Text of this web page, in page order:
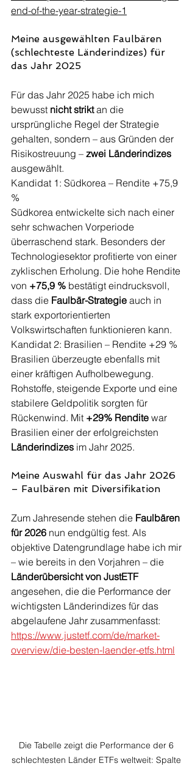
end-of-the-year-strategie-1
Meine ausgewählten Faulbären
(schlechteste Länderindizes) für
das Jahr 2025
Für das Jahr 2025 habe ich mich
bewusst nicht strikt an die
ursprüngliche Regel der Strategie
gehalten, sondern – aus Gründen der
Risikostreuung – zwei Länderindizes
ausgewählt.
Kandidat 1: Südkorea – Rendite +75,9
%
Südkorea entwickelte sich nach einer
sehr schwachen Vorperiode
überraschend stark. Besonders der
Technologiesektor profitierte von einer
zyklischen Erholung. Die hohe Rendite
von +75,9 % bestätigt eindrucksvoll,
dass die Faulbär-Strategie auch in
stark exportorientierten
Volkswirtschaften funktionieren kann.
Kandidat 2: Brasilien – Rendite +29 %
Brasilien überzeugte ebenfalls mit
einer kräftigen Aufholbewegung.
Rohstoffe, steigende Exporte und eine
stabilere Geldpolitik sorgten für
Rückenwind. Mit +29% Rendite war
Brasilien einer der erfolgreichsten
Länderindizes im Jahr 2025.
Meine Auswahl für das Jahr 2026
– Faulbären mit Diversifikation
Zum Jahresende stehen die Faulbären
für 2026 nun endgültig fest. Als
objektive Datengrundlage habe ich mir
– wie bereits in den Vorjahren – die
Länderübersicht von JustETF
angesehen, die die Performance der
wichtigsten Länderindizes für das
abgelaufene Jahr zusammenfasst:
https://www.justetf.com/de/market-
overview/die-besten-laender-etfs.html
Die Tabelle zeigt die Performance der 6
schlechtesten Länder ETFs weltweit: Spalte